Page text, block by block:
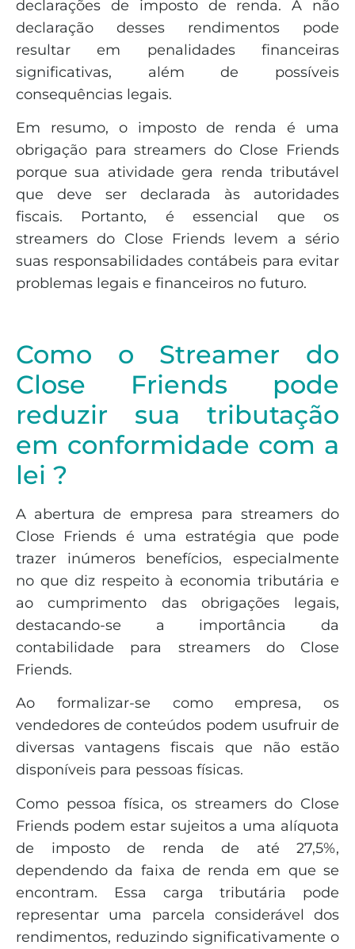
declarações de imposto de renda. A não
declaração desses rendimentos pode
resultar em penalidades financeiras
significativas, além de possíveis
consequências legais.
Em resumo, o imposto de renda é uma
obrigação para streamers do Close Friends
porque sua atividade gera renda tributável
que deve ser declarada às autoridades
fiscais. Portanto, é essencial que os
streamers do Close Friends levem a sério
suas responsabilidades contábeis para evitar
problemas legais e financeiros no futuro.
Como o Streamer do
Close Friends pode
reduzir sua tributação
em conformidade com a
lei ?
A abertura de empresa para streamers do
Close Friends é uma estratégia que pode
trazer inúmeros benefícios, especialmente
no que diz respeito à economia tributária e
ao cumprimento das obrigações legais,
destacando-se a importância da
contabilidade para streamers do Close
Friends.
Ao formalizar-se como empresa, os
vendedores de conteúdos podem usufruir de
diversas vantagens fiscais que não estão
disponíveis para pessoas físicas.
Como pessoa física, os streamers do Close
Friends podem estar sujeitos a uma alíquota
de imposto de renda de até 27,5%,
dependendo da faixa de renda em que se
encontram. Essa carga tributária pode
representar uma parcela considerável dos
rendimentos, reduzindo significativamente o